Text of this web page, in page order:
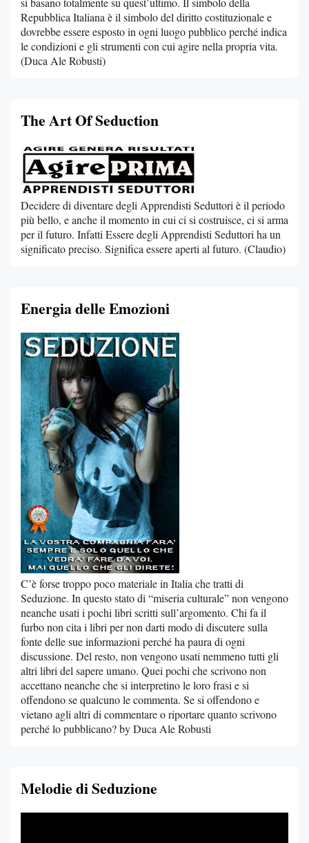
Repubblica Italiana è il simbolo del diritto costituzionale e
dovrebbe essere esposto in ogni luogo pubblico perché indica
le condizioni e gli strumenti con cui agire nella propria vita.
(Duca Ale Robusti)
The Art Of Seduction
Decidere di diventare degli Apprendisti Seduttori è il periodo
più bello, e anche il momento in cui ci si costruisce, ci si arma
per il futuro. Infatti Essere degli Apprendisti Seduttori ha un
significato preciso. Significa essere aperti al futuro. (Claudio)
Energia delle Emozioni
C’è forse troppo poco materiale in Italia che tratti di
Seduzione. In questo stato di “miseria culturale” non vengono
neanche usati i pochi libri scritti sull’argomento. Chi fa il
furbo non cita i libri per non darti modo di discutere sulla
fonte delle sue informazioni perché ha paura di ogni
discussione. Del resto, non vengono usati nemmeno tutti gli
altri libri del sapere umano. Quei pochi che scrivono non
accettano neanche che si interpretino le loro frasi e si
offendono se qualcuno le commenta. Se si offendono e
vietano agli altri di commentare o riportare quanto scrivono
perché lo pubblicano? by Duca Ale Robusti
Melodie di Seduzione